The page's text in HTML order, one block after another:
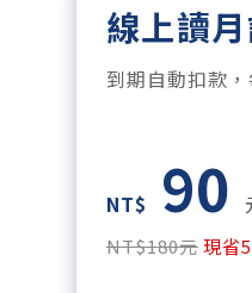
線上讀
到期自動扣款
NT$ 90
NT$180元現省